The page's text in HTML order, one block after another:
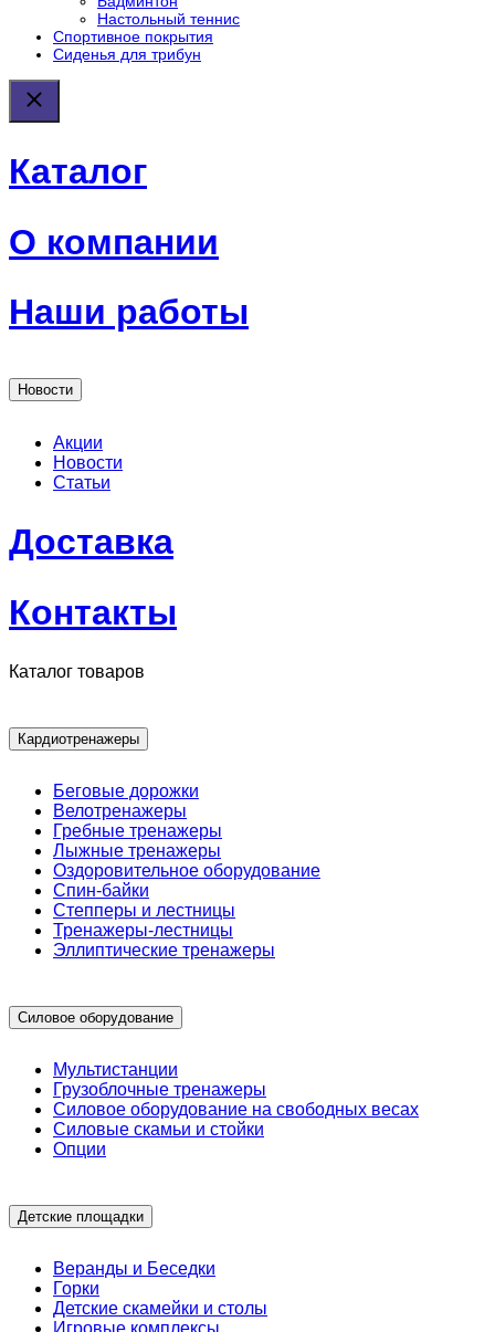
Настольный теннис
Спортивное покрытия
Сиденья для трибун
Каталог
О компании
Наши работы
Новости
Акции
Новости
Статьи
Доставка
Контакты
Каталог товаров
Кардиотренажеры
Беговые дорожки
Велотренажеры
Гребные тренажеры
Лыжные тренажеры
Оздоровительное оборудование
Спин-байки
Степперы и лестницы
Тренажеры-лестницы
Эллиптические тренажеры
Силовое оборудование
Мультистанции
Грузоблочные тренажеры
Силовое оборудование на свободных весах
Силовые скамьи и стойки
Опции
Детские площадки
Веранды и Беседки
Горки
Детские скамейки и столы